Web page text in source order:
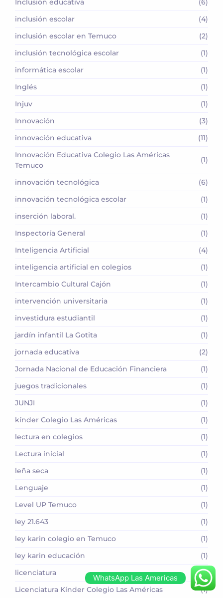
Inclusión educativa
(6)
inclusión escolar
(4)
inclusión escolar en Temuco
(2)
inclusión tecnológica escolar
(1)
informática escolar
(1)
Inglés
(1)
Injuv
(1)
Innovación
(3)
innovación educativa
(11)
Innovación Educativa Colegio Las Américas
Temuco
(1)
innovación tecnológica
(6)
innovación tecnológica escolar
(1)
inserción laboral.
(1)
Inspectoría General
(1)
Inteligencia Artificial
(4)
inteligencia artificial en colegios
(1)
Intercambio Cultural Cajón
(1)
intervención universitaria
(1)
investidura estudiantil
(1)
jardín infantil La Gotita
(1)
jornada educativa
(2)
Jornada Nacional de Educación Financiera
(1)
juegos tradicionales
(1)
JUNJI
(1)
kínder Colegio Las Américas
(1)
lectura en colegios
(1)
Lectura inicial
(1)
leña seca
(1)
Lenguaje
(1)
Level UP Temuco
(1)
ley 21.643
(1)
ley karin colegio en Temuco
(1)
ley karin educación
(1)
licenciatura
(1)
Licenciatura Kínder Colegio Las Américas
(1)
WhatsApp Las Americas